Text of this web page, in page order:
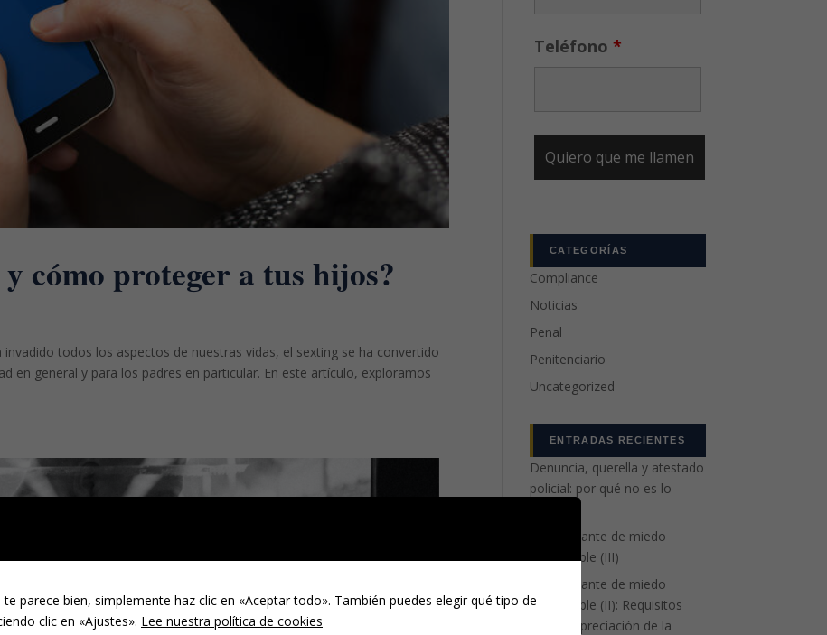
cómo proteger a tus hijos?
todos los aspectos de nuestras vidas, el sexting se ha convertido
en general y para los padres en particular. En este artículo, exploramos
Teléfono*
CATEGORÍAS
Compliance
Noticias
Penal
Penitenciario
Uncategorized
ENTRADAS RECIENTES
Denuncia, querella y atestado
policial: por qué no es lo
La atenuante de miedo
insuperable (III)
La atenuante de miedo
insuperable (II): Requisitos
para la apreciación de la
parece bien, simplemente haz clic en «Aceptar todo». También puedes elegir qué tipo de
clic en «Ajustes». Lee nuestra política de cookies